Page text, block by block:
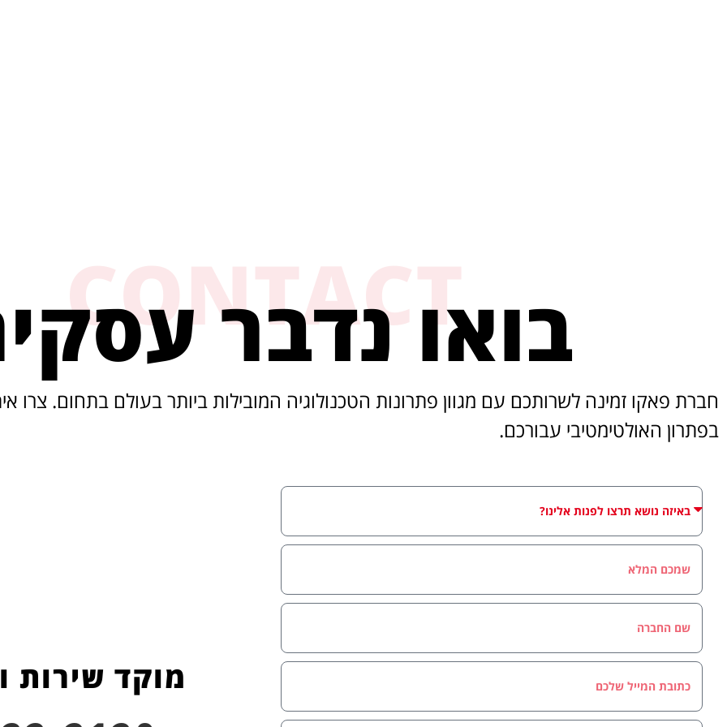
CONTACT
בואו נדבר
חברת פאקו זמינה לשרותכם עם מגוון פתרונות הטכנולוגיה המובילות ביותר בעולם בתחום. צרו
בפתרון האולטימטיבי עבורכם.
מוקד שירות